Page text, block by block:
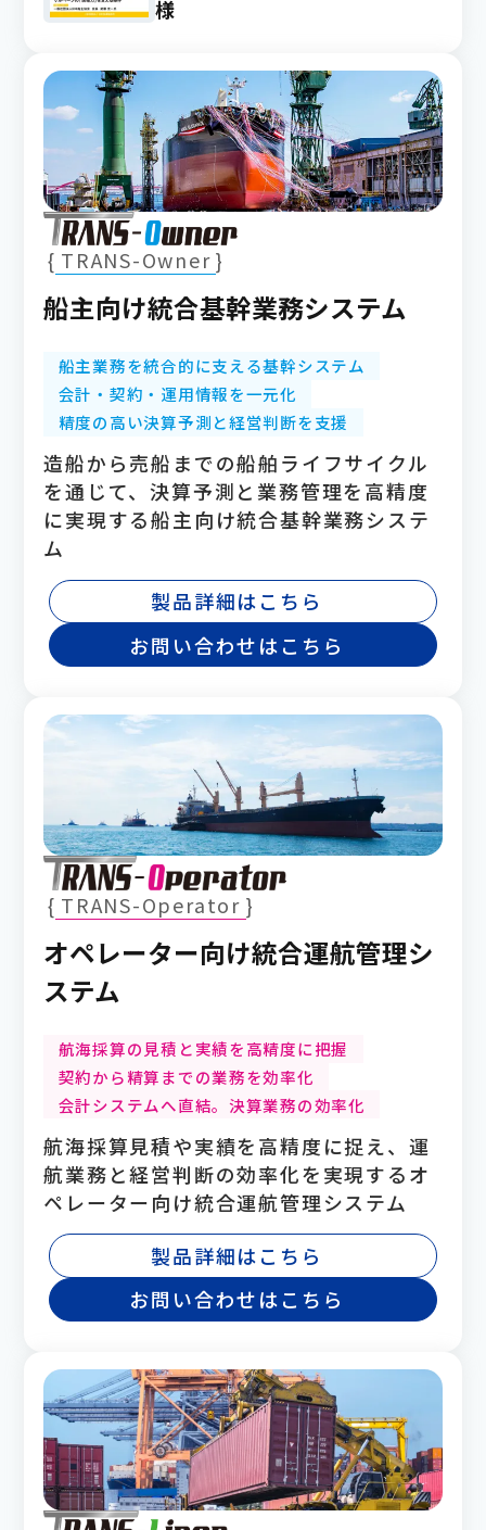
様
TRANS-Owner
船主向け統合基幹業務システム
船主業務を統合的に支える基幹システム
会計・契約・運用情報を一元化
精度の高い決算予測と経営判断を支援
造船から売船までの船舶ライフサイクル
を通じて、決算予測と業務管理を高精度
に実現する船主向け統合基幹業務システ
ム
製品詳細はこちら
お問い合わせはこちら
TRANS-Operator
オペレーター向け統合運航管理シ
ステム
航海採算の見積と実績を高精度に把握
契約から精算までの業務を効率化
会計システムへ直結。決算業務の効率化
航海採算見積や実績を高精度に捉え、運
航業務と経営判断の効率化を実現するオ
ペレーター向け統合運航管理システム
製品詳細はこちら
お問い合わせはこちら